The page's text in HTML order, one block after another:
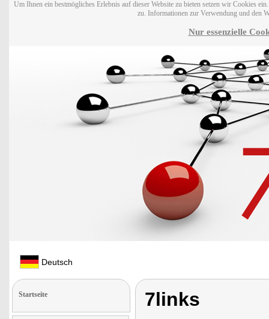
Um Ihnen ein bestmögliches Erlebnis auf dieser Website zu bieten setzen wir Cookies
zu. Informationen zur Verwendung und den
Nur essenzielle
Deutsch
Startseite 7links